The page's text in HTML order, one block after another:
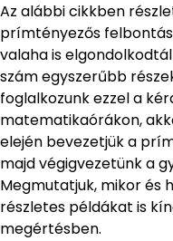
Az alábbi cikkben
prímtényezős
valaha is
szám egyszerűbb
foglalkozunk ezzel a
matematikaórákon,
elején bevezetjük a
majd végigvezetünk a
Megmutatjuk, mikor és
részletes példákat is
megértésben.